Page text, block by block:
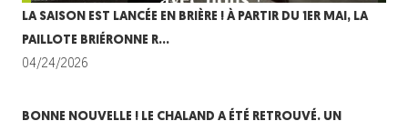
LA SAISON EST LANCÉE EN BRIÈRE ! À PARTIR DU 1ER MAI, LA
PAILLOTE BRIÉRONNE R…
04/24/2026
BONNE NOUVELLE ! LE CHALAND A ÉTÉ RETROUVÉ. UN